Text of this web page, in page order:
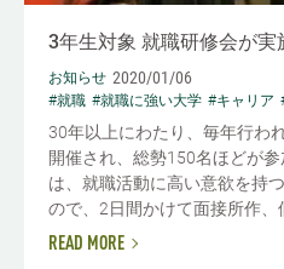
3年生対象 就職研修会が実
お知らせ 2020/01/06
#就職 #就職に強い大学 #キャリア
30年以上にわたり、毎年行わ
開催され、総勢150名ほどが
は、就職活動に高い意欲を持
ので、2日間かけて面接所作、
READ MORE